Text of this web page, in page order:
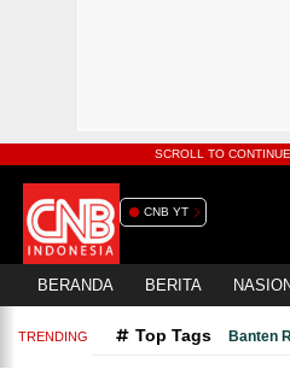
SCROLL TO
CNB YT
BERANDA BERITA
TRENDING Top Tags Banten